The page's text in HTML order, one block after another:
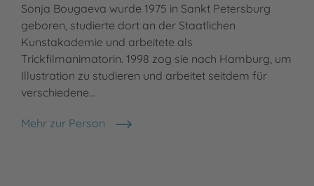
Sonja Bougaeva wurde 1975 in Sankt Petersburg
geboren, studierte dort an der Staatlichen
Kunstakademie und arbeitete als
Trickfilmanimatorin. 1998 zog sie nach Hamburg, um
Illustration zu studieren und arbeitet seitdem für
verschiedene…
Mehr zur Person
Sonja Bougaeva